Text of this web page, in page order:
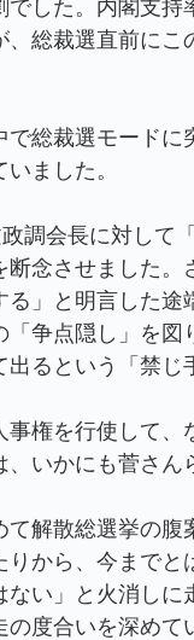
した。内閣支持
、総裁選直前に
総裁選モードに
ました。
調会長に対して
断念させました
る」と明言した
「争点隠し」を
出るという「禁
権を行使して、
、いかにも菅さ
解散総選挙の腹
りから、今まで
ない」と火消し
の度合いを深めて